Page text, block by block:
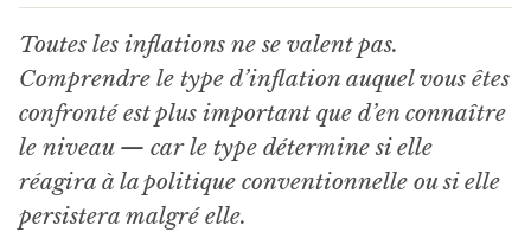
Toutes les inflations ne se valent pas.
Comprendre le type d’inflation auquel vous êtes
confronté est plus important que d’en connaître
le niveau — car le type détermine si elle
réagira à la politique conventionnelle ou si elle
persistera malgré elle.